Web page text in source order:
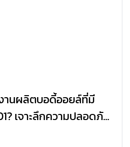
านผลิตบอดี้ออยล์ที่มี
เจาะลึกความปลอดภัย